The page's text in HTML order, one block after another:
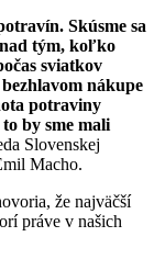
Skúsme sa
tým, koľko
sviatkov
nákupe
potraviny
by sme mali
Slovenskej
Macho.
že najväčší
práve v našich